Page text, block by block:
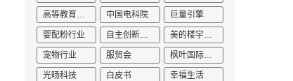
中国电科院 巨量引擎
婴配粉行业 美的楼宇科技
宠物行业 服贸会 枫叶国际学校
光旸科技 白皮书 幸福生活